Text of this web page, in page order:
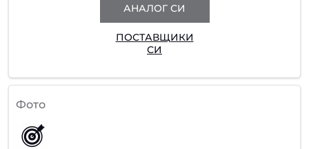
АНАЛОГ СИ
ПОСТАВЩИКИ
СИ
Фото